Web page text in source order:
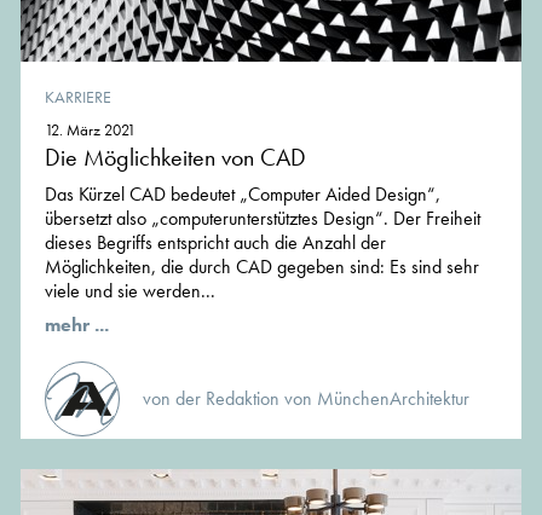
KARRIERE
12. März 2021
Die Möglichkeiten von CAD
Das Kürzel CAD bedeutet „Computer Aided Design“,
übersetzt also „computerunterstütztes Design“. Der Freiheit
dieses Begriffs entspricht auch die Anzahl der
Möglichkeiten, die durch CAD gegeben sind: Es sind sehr
viele und sie werden...
mehr ...
von der Redaktion von MünchenArchitektur